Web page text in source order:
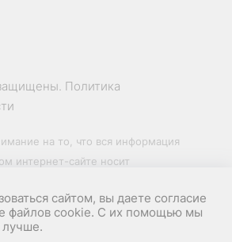
сайтом, вы даете согласие
файлов cookie. С их помощью мы
лучше.
Политика
на то, что вся информация
интернет-сайте носит
публичной офертой, определяемой
(2) Гражданского кодекса РФ.